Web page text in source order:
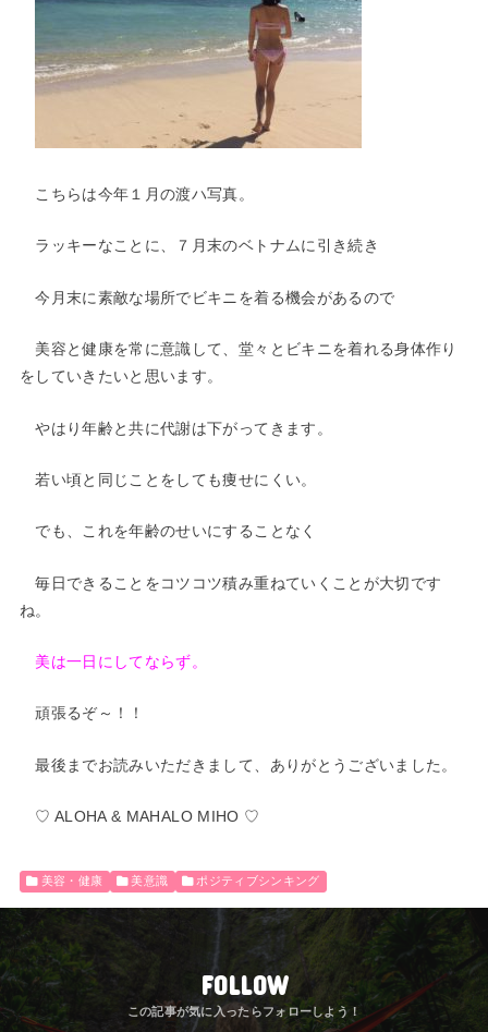
こちらは今年１月の渡ハ写真。
ラッキーなことに、７月末のベトナムに引き続き
今月末に素敵な場所でビキニを着る機会があるので
美容と健康を常に意識して、堂々とビキニを着れる身体作り
をしていきたいと思います。
やはり年齢と共に代謝は下がってきます。
若い頃と同じことをしても痩せにくい。
でも、これを年齢のせいにすることなく
毎日できることをコツコツ積み重ねていくことが大切です
ね。
美は一日にしてならず。
頑張るぞ～！！
最後までお読みいただきまして、ありがとうございました。
♡ ALOHA & MAHALO MIHO ♡
美容・健康 美意識 ポジティブシンキング
FOLLOW